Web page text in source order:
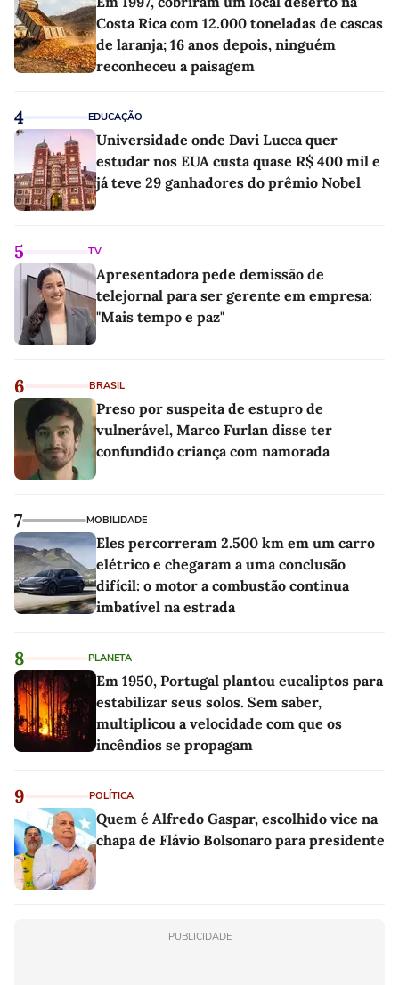
Costa Rica com 12.000 toneladas de cascas
de laranja; 16 anos depois, ninguém
reconheceu a paisagem
4 EDUCAÇÃO
Universidade onde Davi Lucca quer
estudar nos EUA custa quase R$ 400 mil e
já teve 29 ganhadores do prêmio Nobel
5 TV
Apresentadora pede demissão de
telejornal para ser gerente em empresa:
"Mais tempo e paz"
6 BRASIL
Preso por suspeita de estupro de
vulnerável, Marco Furlan disse ter
confundido criança com namorada
7 MOBILIDADE
Eles percorreram 2.500 km em um carro
elétrico e chegaram a uma conclusão
difícil: o motor a combustão continua
imbatível na estrada
8 PLANETA
Em 1950, Portugal plantou eucaliptos para
estabilizar seus solos. Sem saber,
multiplicou a velocidade com que os
incêndios se propagam
9 POLÍTICA
Quem é Alfredo Gaspar, escolhido vice na
chapa de Flávio Bolsonaro para presidente
PUBLICIDADE